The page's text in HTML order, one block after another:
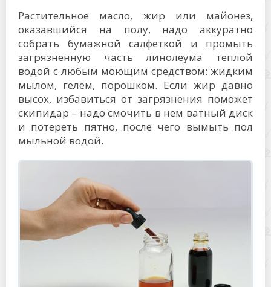
Растительное масло, жир или майонез,
оказавшийся на полу, надо аккуратно
собрать бумажной салфеткой и промыть
загрязненную часть линолеума теплой
водой с любым моющим средством: жидким
мылом, гелем, порошком. Если жир давно
высох, избавиться от загрязнения поможет
скипидар – надо смочить в нем ватный диск
и потереть пятно, после чего вымыть пол
мыльной водой.